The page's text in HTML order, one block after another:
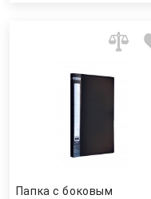
Папка с боковым